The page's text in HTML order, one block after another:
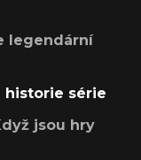
legendární
historie série
jsou hry